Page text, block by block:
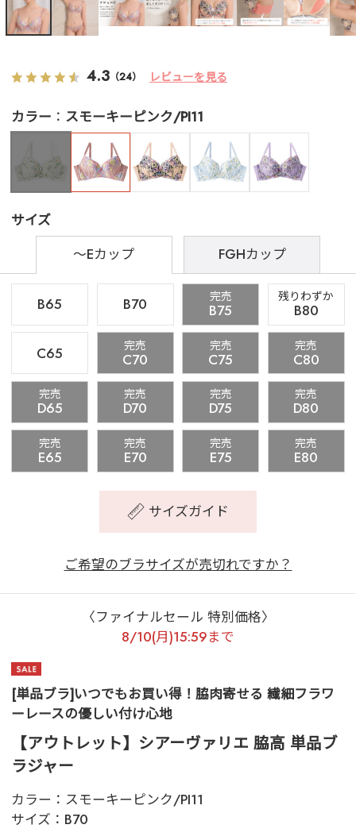
4.3 （24） レビューを見る
カラー スモーキーピンク/PI11
サイズ
～Eカップ
FGHカップ
B65 B70 完売
B75
残りわずか
B80
C65 完売
C70
完売
C75
完売
C80
完売
D65
完売
D70
完売
D75
完売
D80
完売
E65
完売
E70
完売
E75
完売
E80
サイズガイド
ご希望のブラサイズが売切れですか？
〈ファイナルセール 特別価格〉
8/10(月)15:59まで
[単品ブラ]いつでもお買い得！脇肉寄せる 繊細フラワ
ーレースの優しい付け心地
【アウトレット】シアーヴァリエ 脇高 単品ブ
ラジャー
カラー： スモーキーピンク/PI11
サイズ： B70